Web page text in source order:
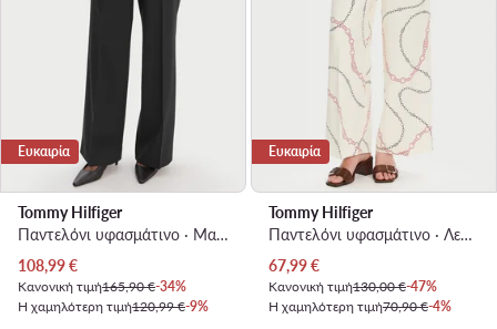
Ευκαιρία
Tommy Hilfiger
Παντελόνι υφασμάτινο · Μαύρο · Regular Fit
Τρέχουσα τιμή
108,99€
Κανονική τιμή165,90 €-34%
Η χαμηλότερη τιμή120,99 €-9%
Ευκαιρία
Tommy Hilfiger
Παντελόνι υφασμάτινο · Λευκό · Relaxed Fit
Τρέχουσα τιμή
67,99€
Κανονική τιμή130,00 €-47%
Η χαμηλότερη τιμή70,90 €-4%